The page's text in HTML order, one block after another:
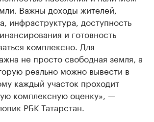
Важны доходы жителей,
инфраструктура, доступность
и готовность
комплексно. Для
не просто свободная земля, а
реально можно вывести в
каждый участок проходит
комплексную оценку», —
РБК Татарстан.